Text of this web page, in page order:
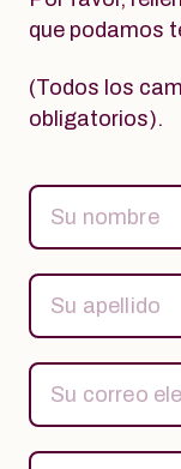
que podamos
(Todos los
obligatorios).